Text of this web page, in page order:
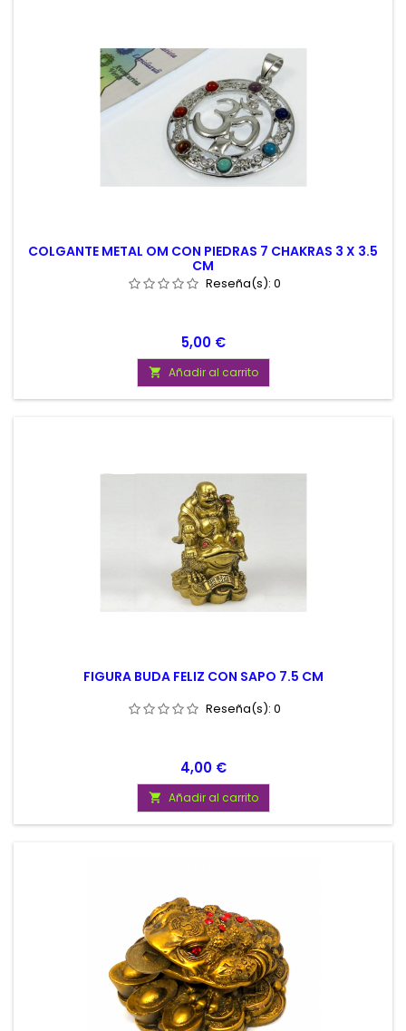
COLGANTE METAL OM CON PIEDRAS 7 CHAKRAS 3 X 3.5
CM
Reseña(s): 0
Precio
5,00 €
 Añadir al carrito
FIGURA BUDA FELIZ CON SAPO 7.5 CM
Reseña(s): 0
Precio
4,00 €
 Añadir al carrito